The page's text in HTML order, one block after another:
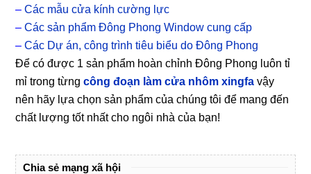
–Các mẫu cửa kính cường lực
–Các sản phẩm Đông Phong Window cung cấp
–Các Dự án, công trình tiêu biểu do Đông Phong
Để có được 1 sản phẩm hoàn chỉnh Đông Phong luôn tỉ
mỉ trong từngcông đoạn làm cửa nhôm xingfa vậy
nên hãy lựa chọn sản phẩm của chúng tôi để mang đến
chất lượng tốt nhất cho ngôi nhà của bạn!
Chia sẻ mạng xã hội